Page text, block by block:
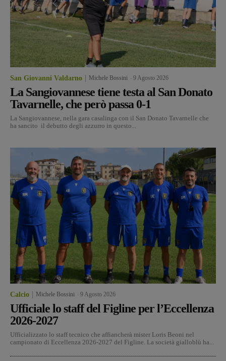
San Giovanni Valdarno Michele Bossini 9 Agosto 2026
La Sangiovannese tiene testa al San Donato
Tavarnelle, che però passa 0-1
La Sangiovannese, nella gara casalinga con il San Donato Tavarnelle che
ha sancito il debutto degli azzurro in questo...
Calcio Michele Bossini 9 Agosto 2026
Ufficiale lo staff del Figline per l’Eccellenza
2026-2027
Ufficializzato lo staff tecnico che affiancherà mister Loris Beoni nel
campionato di Eccellenza 2026-2027 del Figline. La società gialloblù ha...